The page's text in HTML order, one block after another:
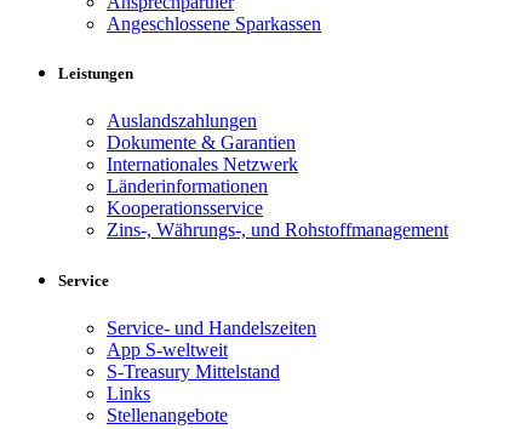
Angeschlossene Sparkassen
Leistungen
Auslandszahlungen
Dokumente & Garantien
Internationales Netzwerk
Länderinformationen
Kooperationsservice
Zins-, Währungs-, und Rohstoffmanagement
Service
Service- und Handelszeiten
App S-weltweit
S-Treasury Mittelstand
Links
Stellenangebote